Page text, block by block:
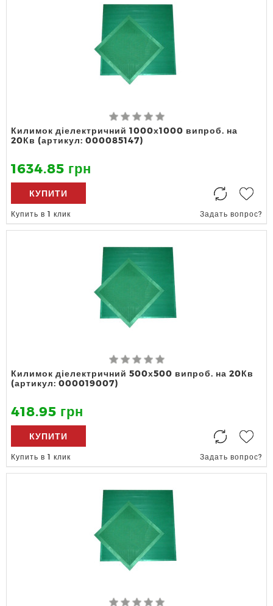
Килимок діелектричний 1000х1000 випроб. на
20Кв (артикул: 000085147)
1634.85 грн
КУПИТИ
Купить в 1 клик Задать вопрос?
Килимок діелектричний 500х500 випроб. на 20Кв
(артикул: 000019007)
418.95 грн
КУПИТИ
Купить в 1 клик Задать вопрос?